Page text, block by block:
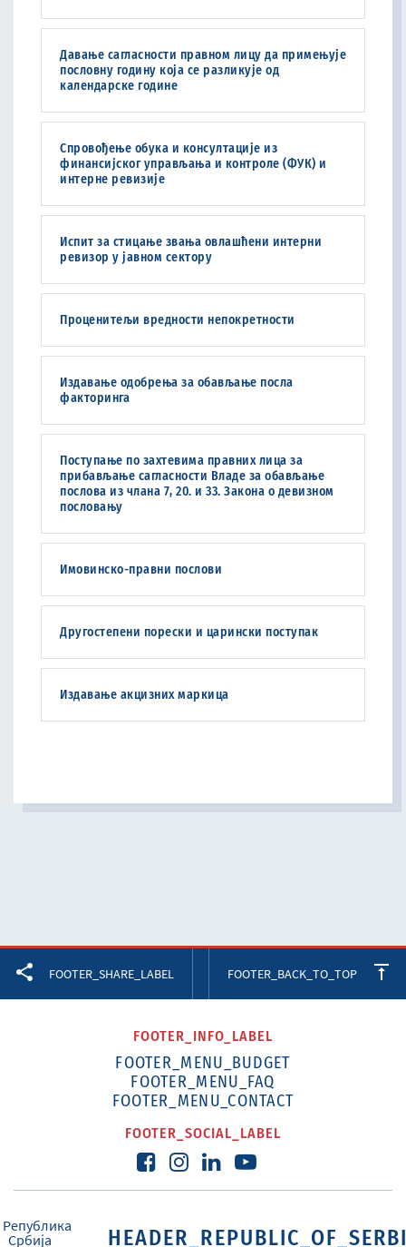
Давање сагласности правном лицу да примењује
пословну годину која се разликује од
календарске године
Спровођење обука и консултације из
финансијског управљања и контроле (ФУК) и
интерне ревизије
Испит за стицање звања овлашћени интерни
ревизор у јавном сектору
Проценитељи вредности непокретности
Издавање одобрења за обављање посла
факторинга
Поступање по захтевима правних лица за
прибављање сагласности Владе за обављање
послова из члана 7, 20. и 33. Закона о девизном
пословању
Имовинско-правни послови
Другостепени порески и царински поступак
Издавање акцизних маркица
FOOTER_SHARE_LABEL FOOTER_BACK_TO_TOP
FOOTER_INFO_LABEL
FOOTER_MENU_BUDGET
FOOTER_MENU_FAQ
FOOTER_MENU_CONTACT
FOOTER_SOCIAL_LABEL